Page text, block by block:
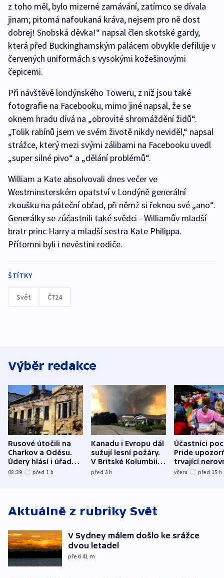
z toho měl, bylo mizerné zamávání, zatímco se dívala
jinam; pitomá nafoukaná kráva, nejsem pro ně dost
dobrej! Snobská děvka!“ napsal člen skotské gardy,
která před Buckinghamským palácem obvykle defiluje v
červených uniformách s vysokými kožešinovými
čepicemi.
Při návštěvě londýnského Toweru, z níž jsou také
fotografie na Facebooku, mimo jiné napsal, že se
oknem hradu dívá na „obrovité shromáždění židů“.
„Tolik rabínů jsem ve svém životě nikdy neviděl,“ napsal
strážce, který mezi svými zálibami na Facebooku uvedl
„super silné pivo“ a „dělání problémů“.
William a Kate absolvovali dnes večer ve
Westminsterském opatství v Londýně generální
zkoušku na páteční obřad, při němž si řeknou své „ano“.
Generálky se zúčastnili také svědci - Williamův mladší
bratr princ Harry a mladší sestra Kate Philippa.
Přítomni byli i nevěstini rodiče.
ŠTÍTKY
Svět ČT24
Výběr redakce
Rusové útočili na
Charkov a Oděsu.
Údery hlásí i úřady v
Bělgorodu
08:39 před 1 h
Kanadu i Evropu dál
sužují lesní požáry.
V Britské Kolumbii
evakuovali tisíce lidí
před 3h
Účastníci
Pride
trvající
včera před 15 h
Aktuálně z rubriky Svět
V Sydney málem došlo ke srážce
dvou letadel
před 41 m